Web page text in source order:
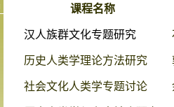
课程名称
汉人族群文化专题研究
历史人类学理论方法研究
社会文化人类学专题讨论